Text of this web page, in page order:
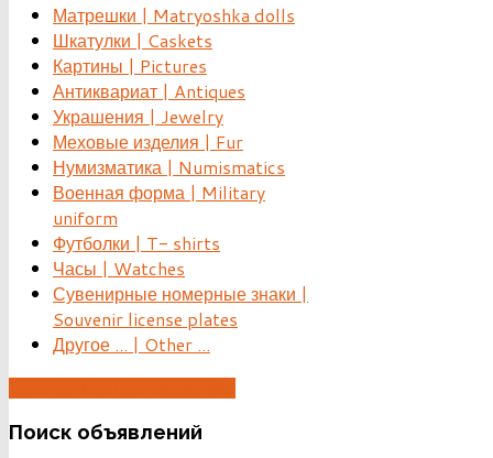
Матрешки | Matryoshka dolls
Шкатулки | Caskets
Картины | Pictures
Антиквариат | Antiques
Украшения | Jewelry
Меховые изделия | Fur
Нумизматика | Numismatics
Военная форма | Military
uniform
Футболки | T- shirts
Часы | Watches
Сувенирные номерные знаки |
Souvenir license plates
Другое ... | Other ...
Поиск объявлений